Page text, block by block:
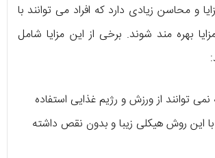
و محاسن زیادی دارد که افراد می توانند با
بهره مند شوند. برخی از این مزایا شامل
توانند از ورزش و رژیم غذایی استفاده
با این روش هیکلی زیبا و بدون نقص داشته